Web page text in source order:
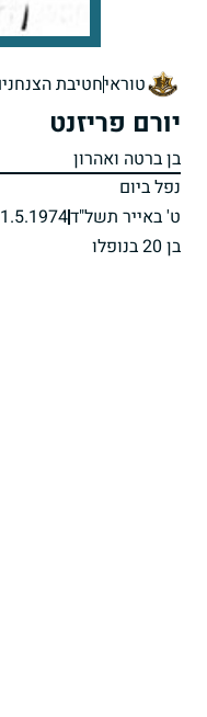
טוראיחטיבת
יורם פריזנט
בן ברטה ואהרון
נפל ביום
ט' באייר תשל"ד1.5.1974
בן 20 בנופלו